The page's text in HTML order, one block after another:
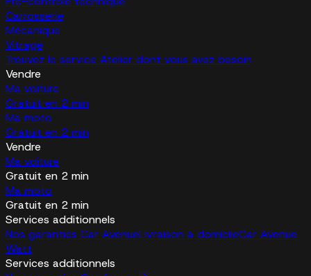
Carrosserie
Mécanique
Vitrage
Trouvez le service Atelier dont vous avez besoin
Vendre
Ma voiture
Gratuit en 2 min
Ma moto
Gratuit en 2 min
Vendre
Ma voiture
Gratuit en 2 min
Ma moto
Gratuit en 2 min
Services additionnels
Nos garanties Car AvenueLivraison à domicileCar Avenue
Watt
Services additionnels